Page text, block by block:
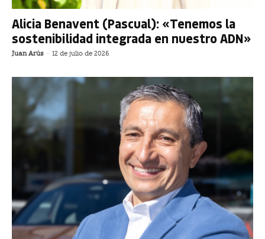
Alicia Benavent (Pascual): «Tenemos la
sostenibilidad integrada en nuestro ADN»
Juan Arús - 12 de julio de 2026